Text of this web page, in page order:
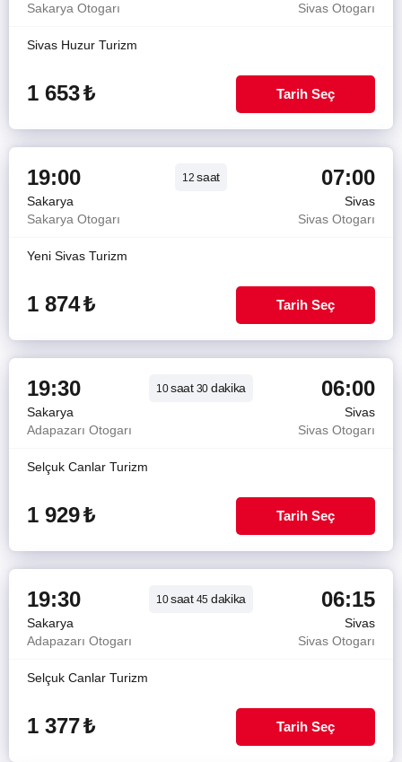
Sakarya Otogarı
Sivas Otogarı
Sivas Huzur Turizm
1 653₺ Tarih Seç
19:00 12saat 07:00
Sakarya
Sivas
Sakarya Otogarı
Sivas Otogarı
Yeni Sivas Turizm
1 874₺ Tarih Seç
19:30 10saat30 dakika 06:00
Sakarya
Sivas
Adapazarı Otogarı
Sivas Otogarı
Selçuk Canlar Turizm
1 929₺ Tarih Seç
19:30 10saat45 dakika 06:15
Sakarya
Sivas
Adapazarı Otogarı
Sivas Otogarı
Selçuk Canlar Turizm
1 377₺ Tarih Seç